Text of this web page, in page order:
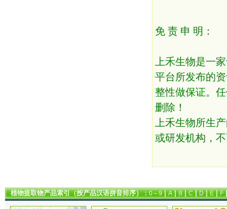
免 责 申 明：
上禾生物是一
平台所发布的
整性做保证。
删除！
上禾生物所生
或研发机构，
植物提取物产品索引（按产品汉语拼音排序）：0～9|A|B|C|D|E|F